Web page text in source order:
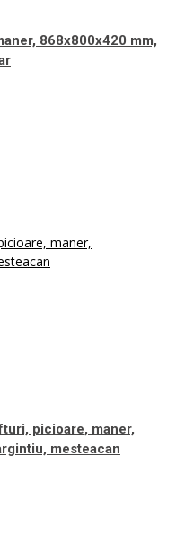
868x800x420 mm,
picioare, maner,
mesteacan